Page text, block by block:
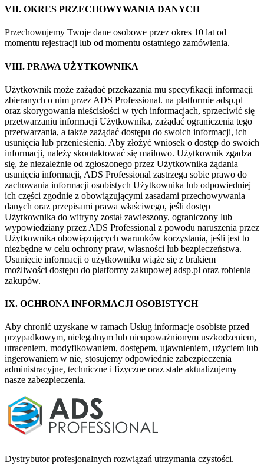
VII. OKRES PRZECHOWYWANIA DANYCH
Przechowujemy Twoje dane osobowe przez okres 10 lat od
momentu rejestracji lub od momentu ostatniego zamówienia.
VIII. PRAWA UŻYTKOWNIKA
Użytkownik może zażądać przekazania mu specyfikacji informacji
zbieranych o nim przez ADS Professional. na platformie adsp.pl
oraz skorygowania nieścisłości w tych informacjach, sprzeciwić się
przetwarzaniu informacji Użytkownika, zażądać ograniczenia tego
przetwarzania, a także zażądać dostępu do swoich informacji, ich
usunięcia lub przeniesienia. Aby złożyć wniosek o dostęp do swoich
informacji, należy skontaktować się mailowo. Użytkownik zgadza
się, że niezależnie od zgłoszonego przez Użytkownika żądania
usunięcia informacji, ADS Professional zastrzega sobie prawo do
zachowania informacji osobistych Użytkownika lub odpowiedniej
ich części zgodnie z obowiązującymi zasadami przechowywania
danych oraz przepisami prawa właściwego, jeśli dostęp
Użytkownika do witryny został zawieszony, ograniczony lub
wypowiedziany przez ADS Professional z powodu naruszenia przez
Użytkownika obowiązujących warunków korzystania, jeśli jest to
niezbędne w celu ochrony praw, własności lub bezpieczeństwa.
Usunięcie informacji o użytkowniku wiąże się z brakiem
możliwości dostępu do platformy zakupowej adsp.pl oraz robienia
zakupów.
IX. OCHRONA INFORMACJI OSOBISTYCH
Aby chronić uzyskane w ramach Usług informacje osobiste przed
przypadkowym, nielegalnym lub nieupoważnionym uszkodzeniem,
utraceniem, modyfikowaniem, dostępem, ujawnieniem, użyciem lub
ingerowaniem w nie, stosujemy odpowiednie zabezpieczenia
administracyjne, techniczne i fizyczne oraz stale aktualizujemy
nasze zabezpieczenia.
Dystrybutor profesjonalnych rozwiązań utrzymania czystości.